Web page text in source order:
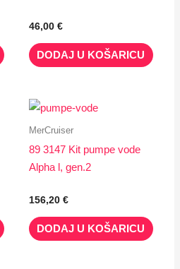
46,00 €
DODAJ U KOŠARICU
MerCruiser
89 3147 Kit pumpe vode
Alpha l, gen.2
156,20 €
DODAJ U KOŠARICU